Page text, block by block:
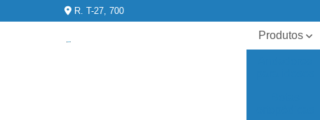
R. T-27, 700
Produtos